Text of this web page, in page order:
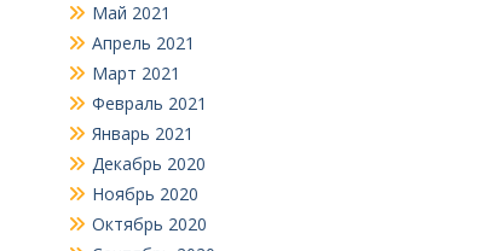
Май 2021
Апрель 2021
Март 2021
Февраль 2021
Январь 2021
Декабрь 2020
Ноябрь 2020
Октябрь 2020